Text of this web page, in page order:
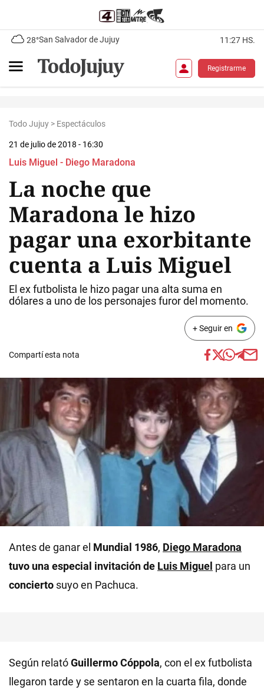
28°San Salvador de Jujuy 11:27 HS.
Registrarme
Todo Jujuy > Espectáculos
21 de julio de 2018 - 16:30
Luis Miguel - Diego Maradona
La noche que
Maradona le hizo
pagar una exorbitante
cuenta a Luis Miguel
El ex futbolista le hizo pagar una alta suma en
dólares a uno de los personajes furor del momento.
+ Seguir en
Compartí esta nota
Antes de ganar el Mundial 1986, Diego Maradona
tuvo una especial invitación de Luis Miguel para un
concierto suyo en Pachuca.
Según relatóGuillermo Cóppola, con el ex futbolista
llegaron tarde y se sentaron en la cuarta fila, donde